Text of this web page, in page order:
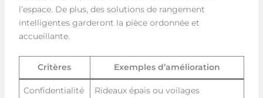
l’espace. De plus, des solutions de rangement
intelligentes garderont la pièce ordonnée et
accueillante.
Critères Exemples d’amélioration
Confidentialité Rideaux épais ou voilages